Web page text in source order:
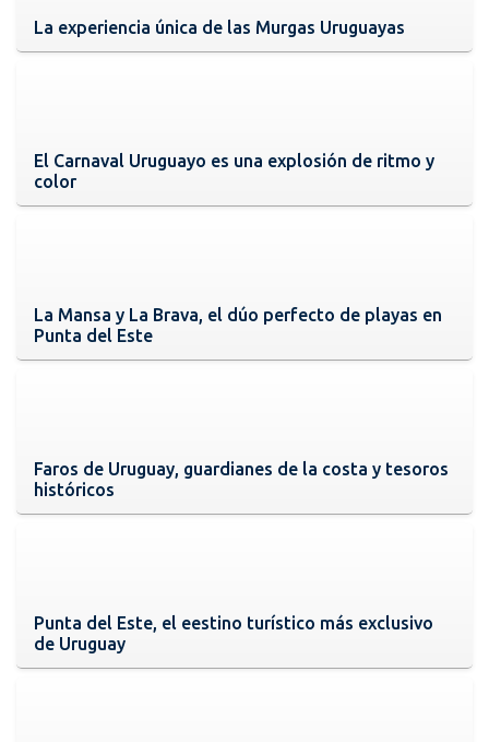
La experiencia única de las Murgas Uruguayas
El Carnaval Uruguayo es una explosión de ritmo y
color
La Mansa y La Brava, el dúo perfecto de playas en
Punta del Este
Faros de Uruguay, guardianes de la costa y tesoros
históricos
Punta del Este, el eestino turístico más exclusivo
de Uruguay